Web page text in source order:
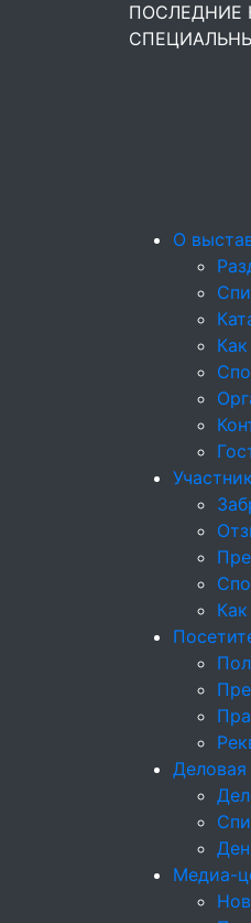
ПОСЛЕДНИЕ
О
Медиа-